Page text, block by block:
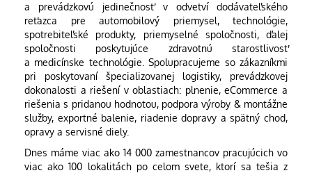
a prevádzkovú jedinečnosť v odvetví dodávateľského
reťazca pre automobilový priemysel, technológie,
spotrebiteľské produkty, priemyselné spoločnosti, ďalej
spoločnosti poskytujúce zdravotnú starostlivosť
a medicínske technológie. Spolupracujeme so zákazníkmi
pri poskytovaní špecializovanej logistiky, prevádzkovej
dokonalosti a riešení v oblastiach: plnenie, eCommerce a
riešenia s pridanou hodnotou, podpora výroby & montážne
služby, exportné balenie, riadenie dopravy a spätný chod,
opravy a servisné diely.
Dnes máme viac ako 14 000 zamestnancov pracujúcich vo
viac ako 100 lokalitách po celom svete, ktorí sa tešia z